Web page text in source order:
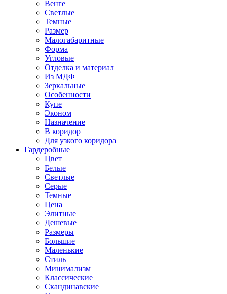
Венге
Светлые
Темные
Размер
Малогабаритные
Форма
Угловые
Отделка и материал
Из МДФ
Зеркальные
Особенности
Купе
Эконом
Назначение
В коридор
Для узкого коридора
Гардеробные
Цвет
Белые
Светлые
Серые
Темные
Цена
Элитные
Дешевые
Размеры
Большие
Маленькие
Стиль
Минимализм
Классические
Скандинавские